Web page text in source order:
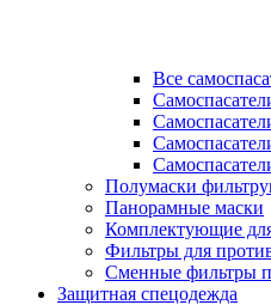
Все
Полумаски
Панорамные маски
Комплектующие
Фильтры для
Сменные фильтры
Защитная спецодежда